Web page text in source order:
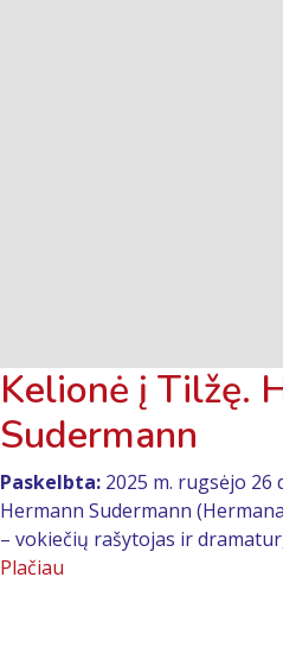
Kelionė į Tilžę.
Sudermann
Paskelbta: 2025 m. rugsėjo 26
Hermann Sudermann
– vokiečių rašytojas ir
Plačiau